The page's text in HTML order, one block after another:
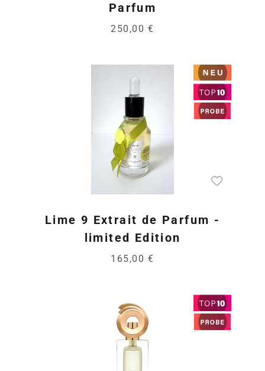
Parfum
250,00 €
Lime 9 Extrait de Parfum -
limited Edition
165,00 €